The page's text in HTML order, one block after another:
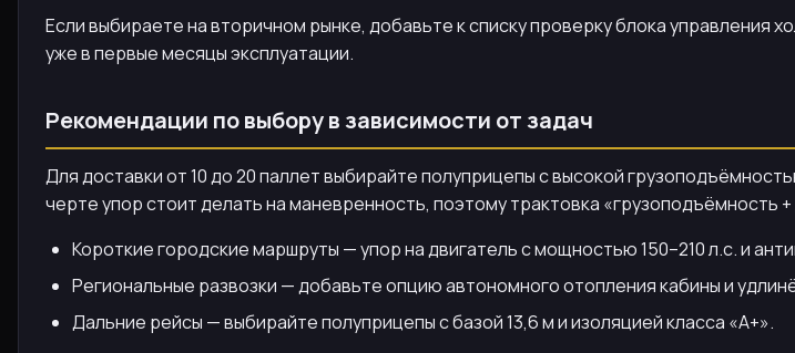
Если выбираете на вторичном рынке, добавьте к списку проверку блока
уже в первые месяцы эксплуатации.
Рекомендации по выбору в зависимости от задач
Для доставки от 10 до 20 паллет выбирайте полуприцепы с высокой
черте упор стоит делать на маневренность, поэтому трактовка «грузоподъёмность
Короткие городские маршруты — упор на двигатель с мощностью 150–210 л.с. и
Региональные развозки — добавьте опцию автономного отопления кабины и
Дальние рейсы — выбирайте полуприцепы с базой 13,6 м и изоляцией класса «А+».